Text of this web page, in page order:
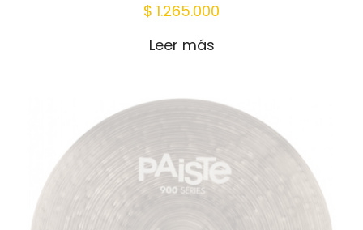
$ 1.265.000
Leer más